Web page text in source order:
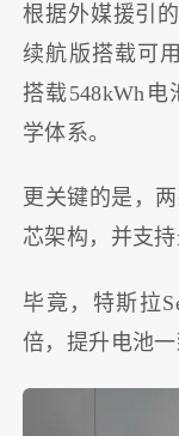
根据外媒援引
续航版搭载可
搭载548kWh
学体系。
更关键的是，
芯架构，并支
毕竟，特斯拉
倍，提升电池